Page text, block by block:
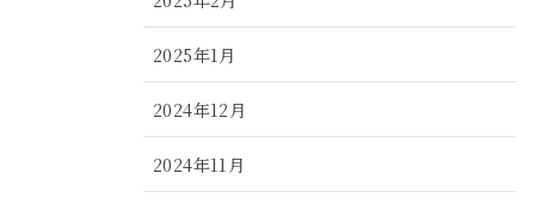
2025年1月
2024年12月
2024年11月